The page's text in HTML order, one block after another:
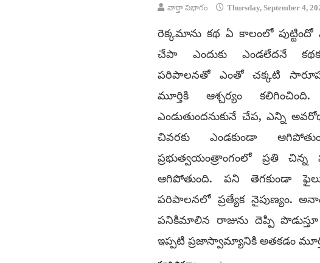
వార్తా విభాగం Thursday, September 4,
రెక్కమాను కథ ఏ కాలంలో
చేపా ఎందుకు ఎండలేదనే
పరిపాలనతో ఎంతో చక్కటి
మూర్తికి ఆశ్చర్యం
ఎండుతుందనుకునే చేప, ఎన్ని
చివరకు ఎండకుండా
ప్రభుత్వయంత్రాంగంలో ప్రతి
ఆగిపోతుంది. పని తెగకుండా
పరిపాలనలో ప్రత్యేక నైపుణ్యం.
పనికిమాలిన రాజును దెప్పి
ఇప్పటి ప్రజాస్వామ్యానికి అతకడం